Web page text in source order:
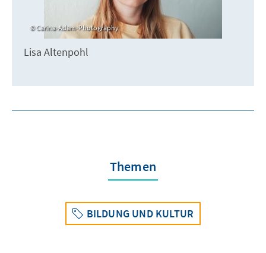
Carina-Adam-Photography
Lisa Altenpohl
Themen
BILDUNG UND KULTUR